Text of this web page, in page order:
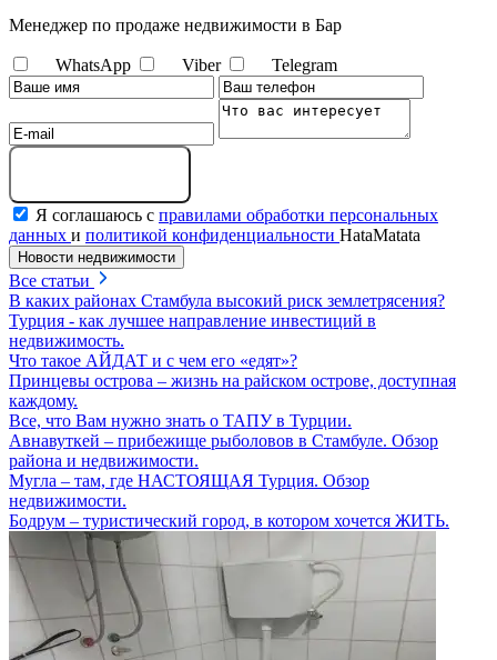
Менеджер по продаже недвижимости в Бар
WhatsApp Viber Telegram
Я соглашаюсь с правилами обработки персональных
данных и политикой конфиденциальности HataMatata
Новости недвижимости
Все статьи
В каких районах Стамбула высокий риск землетрясения?
Турция - как лучшее направление инвестиций в
недвижимость.
Что такое АЙДАТ и с чем его «едят»?
Принцевы острова – жизнь на райском острове, доступная
каждому.
Все, что Вам нужно знать о ТАПУ в Турции.
Авнавуткей – прибежище рыболовов в Стамбуле. Обзор
района и недвижимости.
Мугла – там, где НАСТОЯЩАЯ Турция. Обзор
недвижимости.
Бодрум – туристический город, в котором хочется ЖИТЬ.